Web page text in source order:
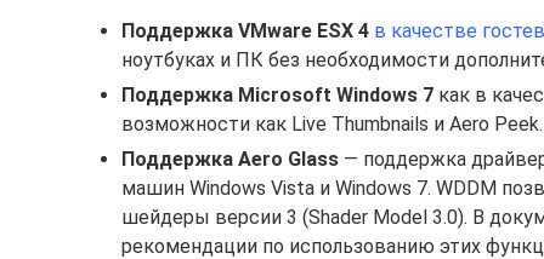
Поддержка VMware ESX 4 в качестве
ноутбуках и ПК без необходимости
Поддержка Microsoft Windows 7 как в
возможности как Live Thumbnails и Aero
Поддержка Aero Glass — поддержка
машин Windows Vista и Windows 7. WDDM
шейдеры версии 3 (Shader Model 3.0). В
рекомендации по использованию этих